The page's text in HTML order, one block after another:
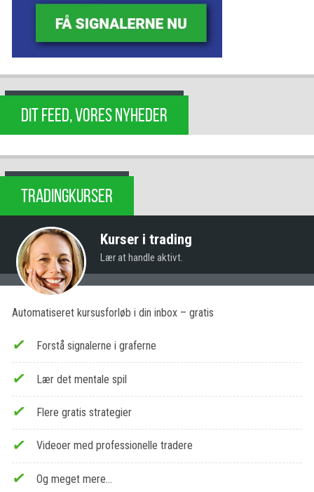
DIT FEED, VORES NYHEDER
TRADINGKURSER
Kurser i trading
Lær at handle aktivt.
Automatiseret kursusforløb i din inbox – gratis
Forstå signalerne i graferne
Lær det mentale spil
Flere gratis strategier
Videoer med professionelle tradere
Og meget mere…